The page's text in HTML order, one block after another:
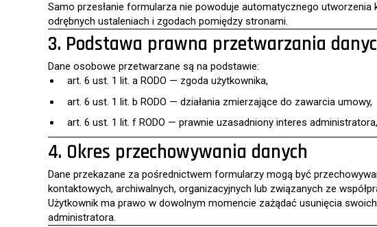
Samo przesłanie formularza nie powoduje automatycznego
odrębnych ustaleniach i zgodach pomiędzy stronami.
3. Podstawa prawna przetwarzania
Dane osobowe przetwarzane są na podstawie:
art. 6 ust. 1 lit. a RODO — zgoda użytkownika,
art. 6 ust. 1 lit. b RODO — działania zmierzające do zawarcia umowy,
art. 6 ust. 1 lit. f RODO — prawnie uzasadniony interes
4. Okres przechowywania danych
Dane przekazane za pośrednictwem formularzy mogą być
kontaktowych, archiwalnych, organizacyjnych lub związanych ze
Użytkownik ma prawo w dowolnym momencie zażądać usunięcia
administratora.